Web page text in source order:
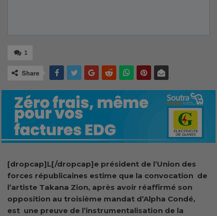
1
Share
[dropcap]L[/dropcap]e président de l’Union des
forces républicaines estime que la convocation de
l’artiste Takana Zion, après avoir réaffirmé son
opposition au troisième mandat d’Alpha Condé,
est une preuve de l’instrumentalisation de la